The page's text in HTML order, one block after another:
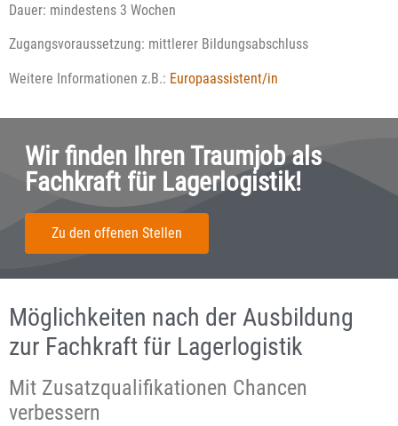
Dauer: mindestens 3 Wochen
Zugangsvoraussetzung: mittlerer Bildungsabschluss
Weitere Informationen z.B.: Europaassistent/in
Wir finden Ihren Traumjob als
Fachkraft für Lagerlogistik!
Zu den offenen Stellen
Möglichkeiten nach der Ausbildung
zur Fachkraft für Lagerlogistik
Mit Zusatzqualifikationen Chancen
verbessern